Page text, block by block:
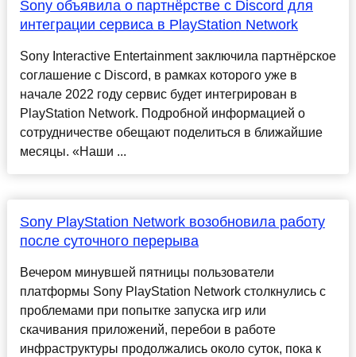
Sony объявила о партнёрстве с Discord для
интеграции сервиса в PlayStation Network
Sony Interactive Entertainment заключила партнёрское
соглашение с Discord, в рамках которого уже в
начале 2022 году сервис будет интегрирован в
PlayStation Network. Подробной информацией о
сотрудничестве обещают поделиться в ближайшие
месяцы. «Наши ...
Sony PlayStation Network возобновила работу
после суточного перерыва
Вечером минувшей пятницы пользователи
платформы Sony PlayStation Network столкнулись с
проблемами при попытке запуска игр или
скачивания приложений, перебои в работе
инфраструктуры продолжались около суток, пока к